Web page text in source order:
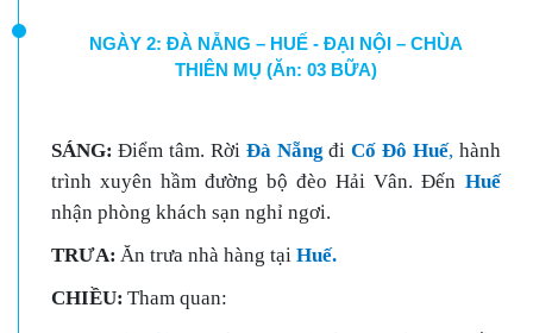
NGÀY 2: ĐÀ NẴNG – HUẾ - ĐẠI NỘI – CHÙA
THIÊN MỤ (Ăn: 03 BỮA)
SÁNG: Điểm tâm. Rời Đà Nẵng điCố Đô Huế, hành
trình xuyên hầm đường bộ đèo Hải Vân. Đến Huế
nhận phòng khách sạn nghỉ ngơi.
TRƯA: Ăn trưa nhà hàng tại Huế.
CHIỀU: Tham quan: